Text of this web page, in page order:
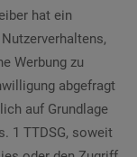
hat ein
Werbung zu
abgefragt
auf Grundlage
1 TTDSG, soweit